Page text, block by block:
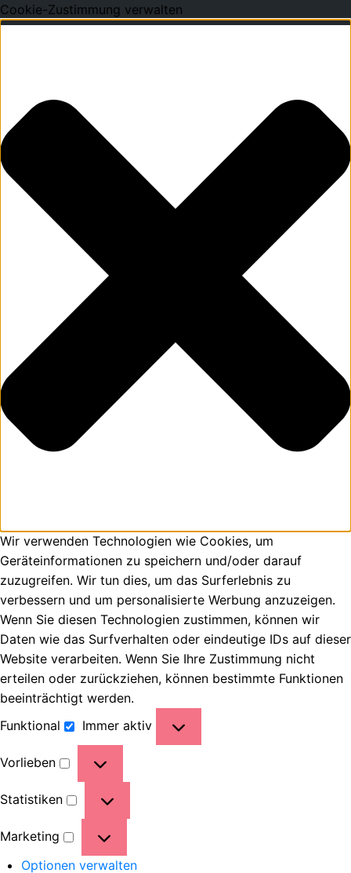
Cookie-Zustimmung verwalten
Wir verwenden Technologien wie Cookies, um
Geräteinformationen zu speichern und/oder darauf
zuzugreifen. Wir tun dies, um das Surferlebnis zu
verbessern und um personalisierte Werbung anzuzeigen.
Wenn Sie diesen Technologien zustimmen, können wir
Daten wie das Surfverhalten oder eindeutige IDs auf dieser
Website verarbeiten. Wenn Sie Ihre Zustimmung nicht
erteilen oder zurückziehen, können bestimmte Funktionen
beeinträchtigt werden.
Funktional
Immer aktiv
Vorlieben
Statistiken
Marketing
Optionen verwalten